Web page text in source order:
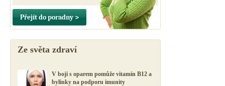
Přejít do poradny >
Ze světa zdraví
V boji s oparem pomůže vitamín B12 a
bylinky na podporu imunity